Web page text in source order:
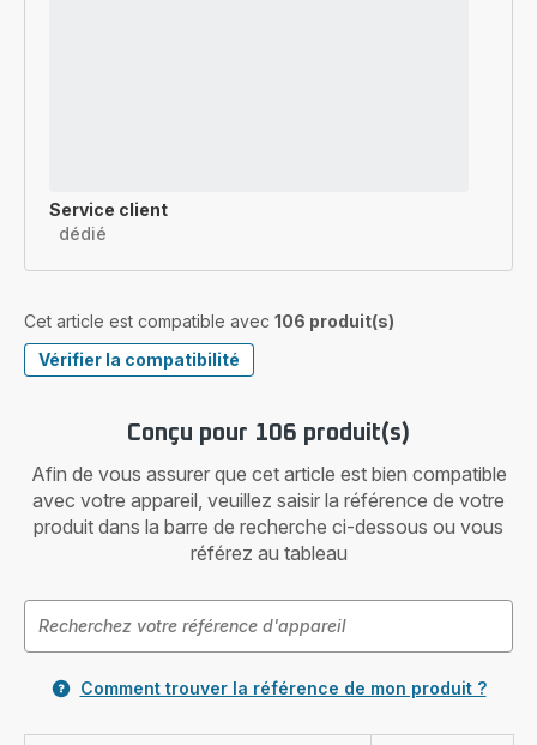
Service client
dédié
Cet article est compatible avec 106 produit(s)
Vérifier la compatibilité
Conçu pour 106 produit(s)
Afin de vous assurer que cet article est bien compatible
avec votre appareil, veuillez saisir la référence de votre
produit dans la barre de recherche ci-dessous ou vous
référez au tableau
Comment trouver la référence de mon produit ?